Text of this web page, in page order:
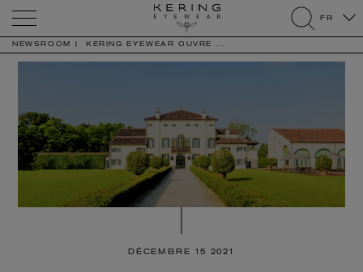
search
FR
NEWSROOM KERING EYEWEAR OUVRE ...
DÉCEMBRE 15 2021